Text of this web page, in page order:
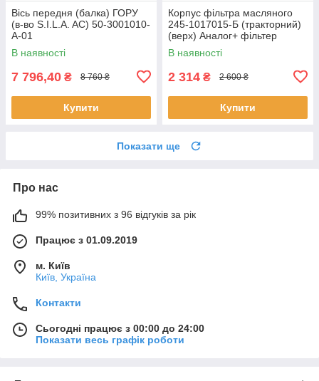
Вісь передня (балка) ГОРУ
(в-во S.I.L.A. AC) 50-3001010-
А-01
В наявності
7 796,40 ₴ 8 760 ₴
Купити
Корпус фільтра масляного
245-1017015-Б (тракторний)
(верх) Аналог+ фільтер
S.I.L.A (у зборі)
В наявності
2 314 ₴ 2 600 ₴
Купити
Показати ще
Про нас
99% позитивних з 96 відгуків за рік
Працює з 01.09.2019
м. Київ
Київ, Україна
Контакти
Сьогодні працює з 00:00 до 24:00
Показати весь графік роботи